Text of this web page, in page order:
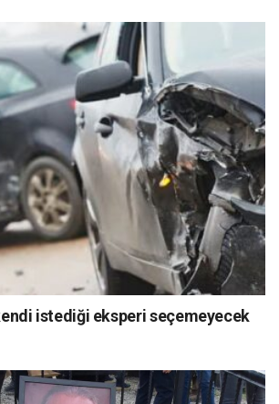
istediği eksperi seçemeyecek